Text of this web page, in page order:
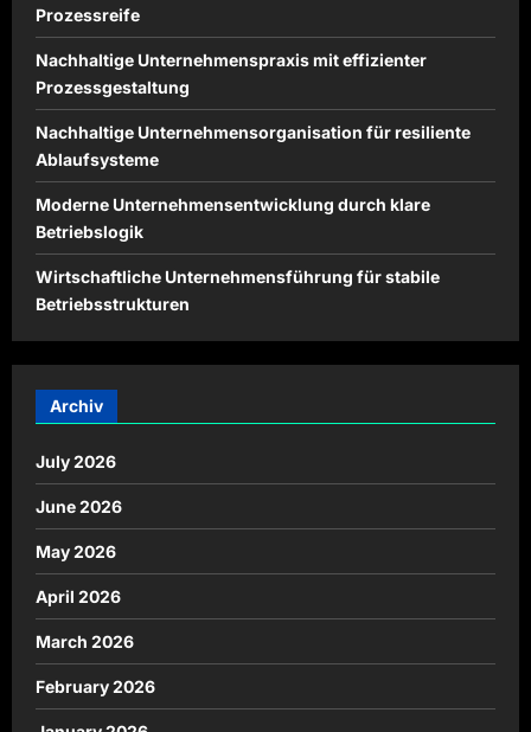
Prozessreife
Nachhaltige Unternehmenspraxis mit effizienter
Prozessgestaltung
Nachhaltige Unternehmensorganisation für resiliente
Ablaufsysteme
Moderne Unternehmensentwicklung durch klare
Betriebslogik
Wirtschaftliche Unternehmensführung für stabile
Betriebsstrukturen
Archiv
July 2026
June 2026
May 2026
April 2026
March 2026
February 2026